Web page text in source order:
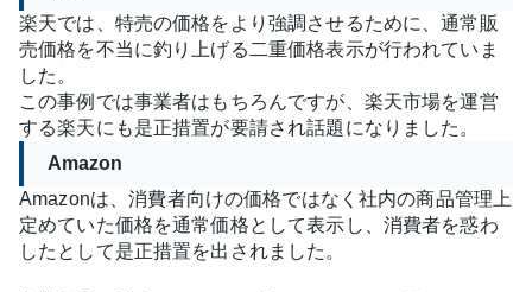
楽天では、特売の価格をより強調させるために、通常販
売価格を不当に釣り上げる二重価格表示が行われていま
した。
この事例では事業者はもちろんですが、楽天市場を運営
する楽天にも是正措置が要請され話題になりました。
Amazon
Amazonは、消費者向けの価格ではなく社内の商品管理上
定めていた価格を通常価格として表示し、消費者を惑わ
したとして是正措置を出されました。